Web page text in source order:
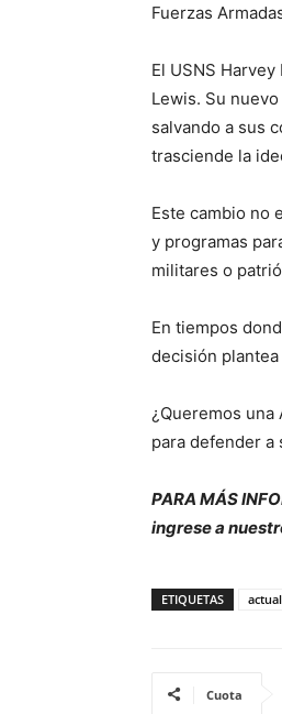
Fuerzas
El USNS
Lewis. Su
salvando a sus
trasciende la
Este cambio no
y programas
militares o
En tiempos
decisión
¿Queremos una
para defender a
PARA MÁS
ingrese a
ETIQUETAS
Cuota